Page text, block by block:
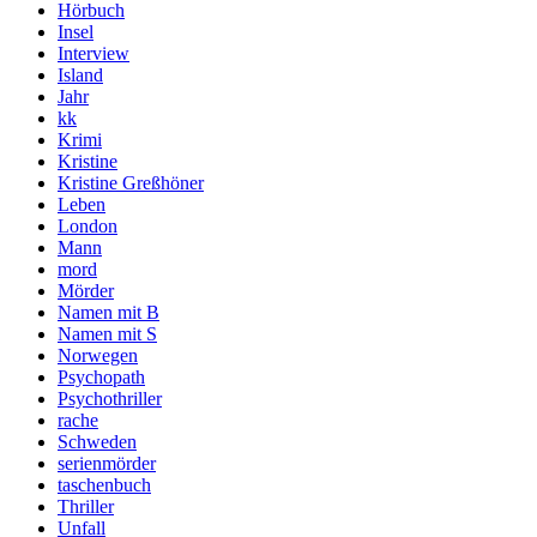
Hörbuch
Insel
Interview
Island
Jahr
kk
Krimi
Kristine
Kristine Greßhöner
Leben
London
Mann
mord
Mörder
Namen mit B
Namen mit S
Norwegen
Psychopath
Psychothriller
rache
Schweden
serienmörder
taschenbuch
Thriller
Unfall